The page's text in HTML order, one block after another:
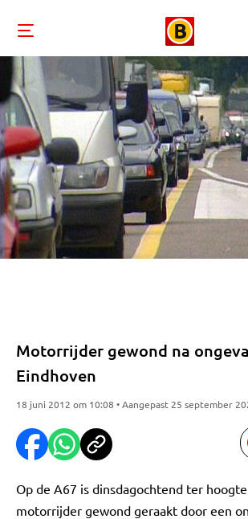
Motorrijder gewond na
Eindhoven
18 juni 2012 om 10:08 • Aangepast 25 september
Op de A67 is dinsdagochtend ter
motorrijder gewond geraakt door een